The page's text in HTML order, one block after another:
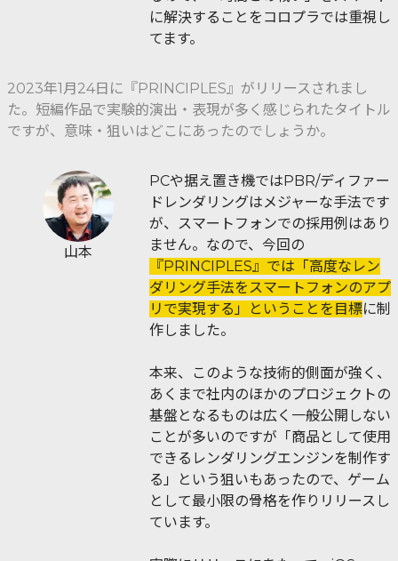
に解決することをコロプラでは重視し
てます。
2023年1月24日に『PRINCIPLES』がリリースされまし
た。短編作品で実験的演出・表現が多く感じられたタイトル
ですが、意味・狙いはどこにあったのでしょうか。
山本
PCや据え置き機ではPBR/ディファー
ドレンダリングはメジャーな手法です
が、スマートフォンでの採用例はあり
ません。なので、今回の
『PRINCIPLES』では「高度なレン
ダリング手法をスマートフォンのアプ
リで実現する」ということを目標に制
作しました。
本来、このような技術的側面が強く、
あくまで社内のほかのプロジェクトの
基盤となるものは広く一般公開しない
ことが多いのですが「商品として使用
できるレンダリングエンジンを制作す
る」という狙いもあったので、ゲーム
として最小限の骨格を作りリリースし
ています。